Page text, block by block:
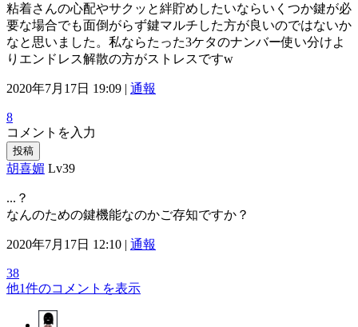
粘着さんの心配やサクッと絆貯めしたいならいくつか鍵が必
要な場合でも面倒がらず鍵マルチした方が良いのではないか
なと思いました。私ならたった3ケタのナンバー使い分けよ
りエンドレス解散の方がストレスですw
2020年7月17日 19:09 | 通報
8
コメントを入力
投稿
胡喜媚 Lv39
...？
なんのための鍵機能なのかご存知ですか？
2020年7月17日 12:10 | 通報
38
他1件のコメントを表示